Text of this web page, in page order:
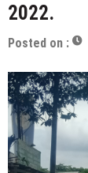
2022.
Posted on :